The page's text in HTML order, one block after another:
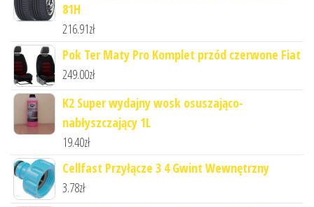
81H
216.91zł
Pok Ter Maty Pro Komplet przód czerwone Fiat
249.00zł
K2 Super wydajny wosk osuszająco-
nabłyszczający 1L
19.40zł
Cellfast Przyłącze 3 4 Gwint Wewnętrzny
3.78zł